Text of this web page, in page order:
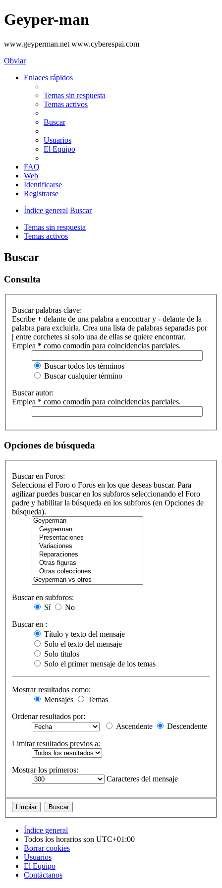
Geyper-man
www.geyperman.net www.cyberespai.com
Obviar
Enlaces rápidos
Temas sin respuesta
Temas activos
Buscar
Usuarios
El Equipo
FAQ
Web
Identificarse
Registrarse
Índice general Buscar
Temas sin respuesta
Temas activos
Buscar
Consulta
Buscar palabras clave:
Escribe + delante de una palabra a encontrar y - delante de la
palabra para excluirla. Crea una lista de palabras separadas por
| entre corchetes si solo una de ellas se quiere encontrar.
Emplea * como comodín para coincidencias parciales.
Buscar todos los términos
Buscar cualquier término
Buscar autor:
Emplea * como comodín para coincidencias parciales.
Opciones de búsqueda
Buscar en Foros:
Selecciona el Foro o Foros en los que deseas buscar. Para
agilizar puedes buscar en los subforos seleccionando el Foro
padre y habilitar la búsqueda en los subforos (en Opciones de
búsqueda).
Buscar en subforos:
Sí
No
Buscar en :
Título y texto del mensaje
Solo el texto del mensaje
Solo títulos
Solo el primer mensaje de los temas
Mostrar resultados como:
Mensajes
Temas
Ordenar resultados por:
Ascendente
Descendente
Limitar resultados previos a:
Mostrar los primeros:
Caracteres del mensaje
Índice general
Todos los horarios son UTC+01:00
Borrar cookies
Usuarios
El Equipo
Contáctanos